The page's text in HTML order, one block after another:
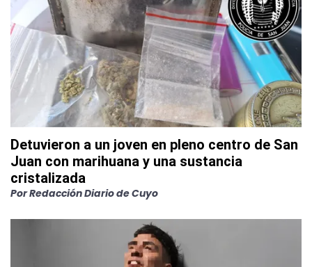
Detuvieron a un joven en pleno centro de San
Juan con marihuana y una sustancia
cristalizada
PorRedacción Diario de Cuyo